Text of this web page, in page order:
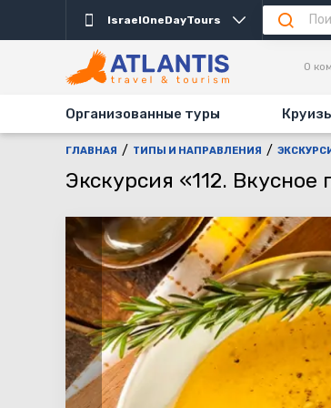
IsraelOneDayTours
Организованные туры
О
ГЛАВНАЯ ТИПЫ И НАПРАВЛЕНИЯ
Экскурсия «112.
Описание Важно Дни выезда